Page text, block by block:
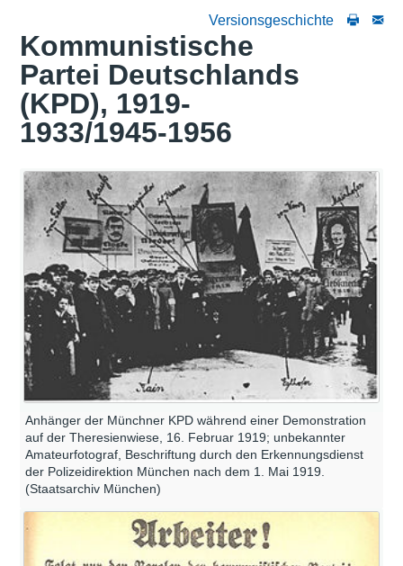
Versionsgeschichte
Kommunistische
Partei Deutschlands
(KPD), 1919-
1933/1945-1956
Anhänger der Münchner KPD während einer Demonstration
auf der Theresienwiese, 16. Februar 1919; unbekannter
Amateurfotograf, Beschriftung durch den Erkennungsdienst
der Polizeidirektion München nach dem 1. Mai 1919.
(Staatsarchiv München)